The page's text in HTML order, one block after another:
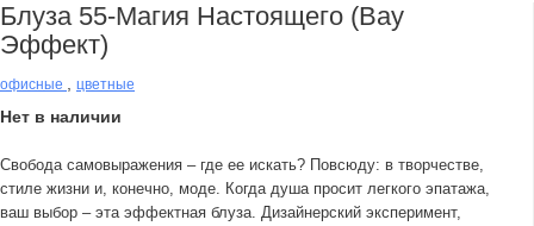
Блуза 55-Магия Настоящего (вау
Эффект)
офисные цветные
Нет в наличии
Свобода самовыражения – где ее искать? Повсюду: в творчестве,
стиле жизни и, конечно, моде. Когда душа просит легкого эпатажа,
ваш выбор – эта эффектная блуза. Дизайнерский эксперимент,